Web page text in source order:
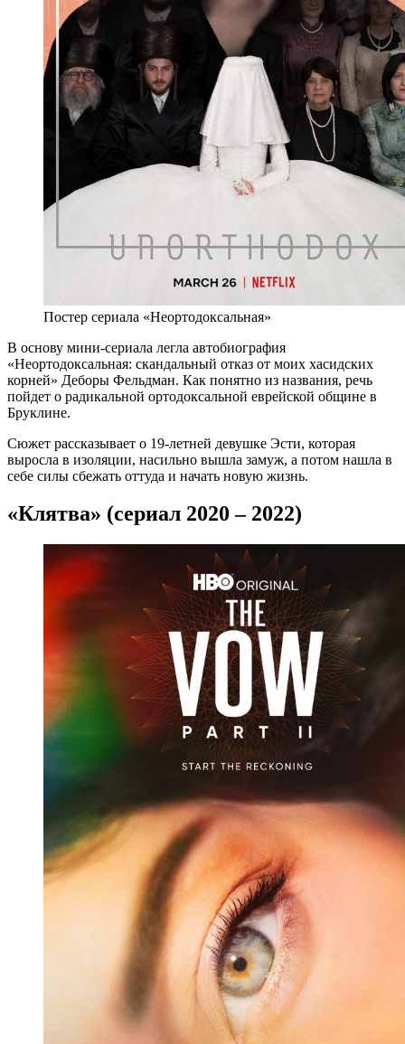
Постер сериала «Неортодоксальная»
В основу мини-сериала легла автобиография
«Неортодоксальная: скандальный отказ от моих хасидских
корней» Деборы Фельдман. Как понятно из названия, речь
пойдет о радикальной ортодоксальной еврейской общине в
Бруклине.
Сюжет рассказывает о 19-летней девушке Эсти, которая
выросла в изоляции, насильно вышла замуж, а потом нашла в
себе силы сбежать оттуда и начать новую жизнь.
«Клятва» (сериал 2020 – 2022)